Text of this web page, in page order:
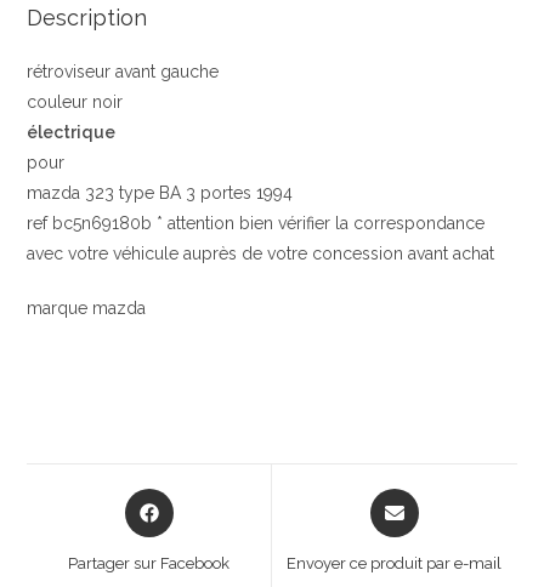
Description
rétroviseur avant gauche
couleur noir
électrique
pour
mazda 323 type BA 3 portes 1994
ref bc5n69180b * attention bien vérifier la correspondance
avec votre véhicule auprès de votre concession avant achat
marque mazda
Opens
in
Partager sur Facebook
Opens
in
new
Envoyer ce produit par e-mail